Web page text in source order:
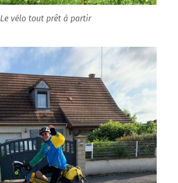
Le vélo tout prêt à partir